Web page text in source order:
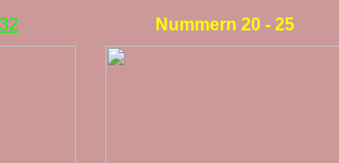
Nummern 20 - 25